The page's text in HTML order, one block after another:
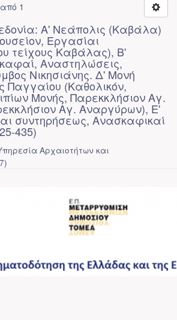
1
Α' Νεάπολις (Καβάλα)
Εργασίαι
τείχους Καβάλας), Β'
Αναστηλώσεις,
Νικησιάνης. Δ' Μονή
Παγγαίου (Καθολικόν,
Μονής, Παρεκκλήσιον Αγ.
Αγ. Αναργύρων), Ε'
συντηρήσεως, Ανασκαφικαί
435)
Αρχαιοτήτων και
)